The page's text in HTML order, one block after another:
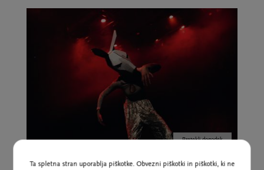
Pretekli dogodek
5. apr. Prosti vstop
Ta spletna stran uporablja piškotke. Obvezni piškotki in piškotki, ki ne